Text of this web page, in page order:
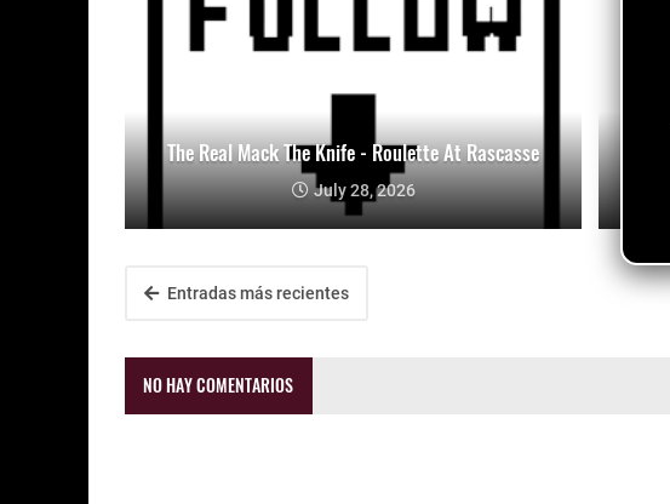
The Real Mack The Knife - Roulette At Rascasse
July 28, 2026
Entradas más recientes
NO HAY COMENTARIOS